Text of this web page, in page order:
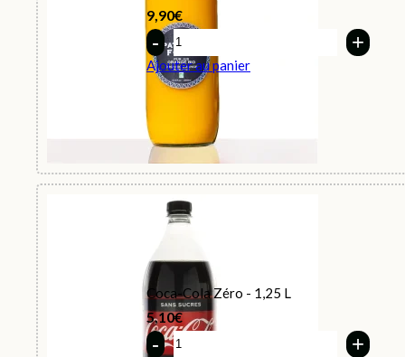
9,90€
Quantity
Ajouter au panier
Coca-Cola Zéro - 1,25 L
5,10€
Quantity